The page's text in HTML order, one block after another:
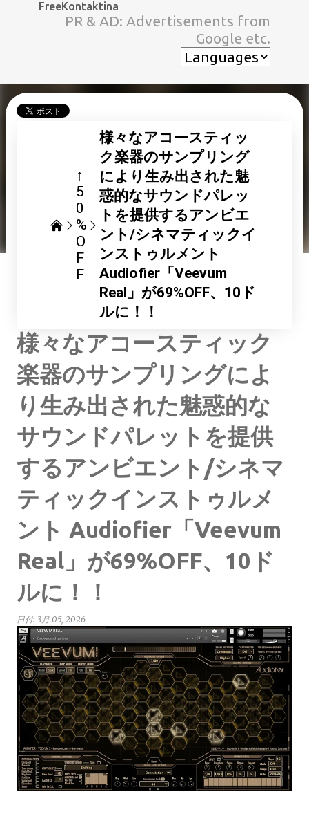
スキップしてメイン コンテンツに移動
FreeKontaktina
PR & AD: Advertisements from
Google etc.
↑
5
0
%
O
F
F
様々なアコースティッ
ク楽器のサンプリング
により生み出された魅
惑的なサウンドパレッ
トを提供するアンビエ
ント/シネマティックイ
ンストゥルメント
Audiofier「Veevum
Real」が69%OFF、10ド
ルに！！
様々なアコースティック
楽器のサンプリングによ
り生み出された魅惑的な
サウンドパレットを提供
するアンビエント/シネマ
ティックインストゥルメ
ント Audiofier「Veevum
Real」が69%OFF、10ド
ルに！！
日付: 3月 05, 2026